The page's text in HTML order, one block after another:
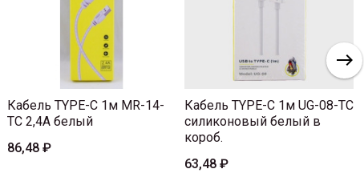
Кабель TYPE-C 1м MR-14-
TC 2,4A белый
86,48 ₽
Кабель TYPE-C 1м UG-08-TC
силиконовый белый в
короб.
63,48 ₽